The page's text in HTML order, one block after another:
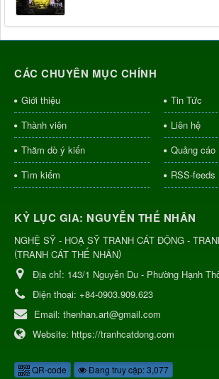
CÁC CHUYÊN MỤC CHÍNH
Giới thiệu
Tin Tức
Thành viên
Liên hệ
Thăm dò ý kiến
Quảng cáo
Tìm kiếm
RSS-feeds
KỶ LỤC GIA: NGUYỄN THẾ NHÂN
NGHỆ SỸ - HOẠ SỸ TRANH CÁT ĐỘNG -
(TRANH CÁT THẾ NHÂN)
Địa chỉ: 143/1 Nguyễn Du - Phường Hạnh
Điện thoại: +84-0903.909.623
Email: thenhan.art@gmail.com
Website: https://tranhcatdong.com
QR-code Đang truy cập: 3,077